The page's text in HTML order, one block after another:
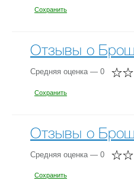
Сохранить
Отзывы о
Средняя оценка — 0
Сохранить
Отзывы о
Средняя оценка — 0
Сохранить